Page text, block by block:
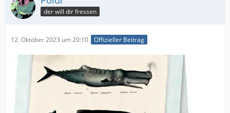
der will dir fressen
12. Oktober 2023 um 20:10 Offizieller Beitrag